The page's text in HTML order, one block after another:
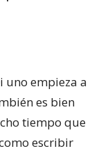
uno empieza a
es bien
tiempo que
escribir